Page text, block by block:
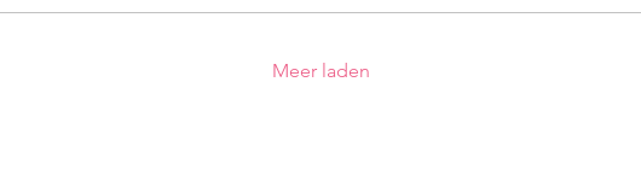
Meer laden